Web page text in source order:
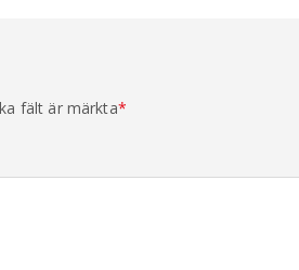
fält är märkta*